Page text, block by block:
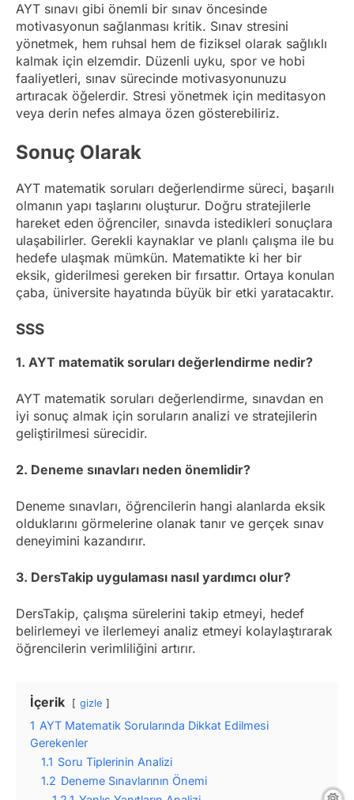
AYT sınavı gibi önemli bir sınav öncesinde
motivasyonun sağlanması kritik. Sınav stresini
yönetmek, hem ruhsal hem de fiziksel olarak sağlıklı
kalmak için elzemdir. Düzenli uyku, spor ve hobi
faaliyetleri, sınav sürecinde motivasyonunuzu
artıracak öğelerdir. Stresi yönetmek için meditasyon
veya derin nefes almaya özen gösterebiliriz.
Sonuç Olarak
AYT matematik soruları değerlendirme süreci, başarılı
olmanın yapı taşlarını oluşturur. Doğru stratejilerle
hareket eden öğrenciler, sınavda istedikleri sonuçlara
ulaşabilirler. Gerekli kaynaklar ve planlı çalışma ile bu
hedefe ulaşmak mümkün. Matematikte ki her bir
eksik, giderilmesi gereken bir fırsattır. Ortaya konulan
çaba, üniversite hayatında büyük bir etki yaratacaktır.
SSS
1. AYT matematik soruları değerlendirme nedir?
AYT matematik soruları değerlendirme, sınavdan en
iyi sonuç almak için soruların analizi ve stratejilerin
geliştirilmesi sürecidir.
2. Deneme sınavları neden önemlidir?
Deneme sınavları, öğrencilerin hangi alanlarda eksik
olduklarını görmelerine olanak tanır ve gerçek sınav
deneyimini kazandırır.
3. DersTakip uygulaması nasıl yardımcı olur?
DersTakip, çalışma sürelerini takip etmeyi, hedef
belirlemeyi ve ilerlemeyi analiz etmeyi kolaylaştırarak
öğrencilerin verimliliğini artırır.
İçerik gizle
1 AYT Matematik Sorularında Dikkat Edilmesi
Gerekenler
1.1 Soru Tiplerinin Analizi
1.2 Deneme Sınavlarının Önemi